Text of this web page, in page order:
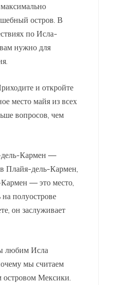
остров. В
по Исла-
нужно для
и откройте
место майя из всех
вопросов, чем
дель-Кармен —
Плайя-дель-Кармен,
— это место,
на полуострове
он заслуживает
любим Исла
мы считаем
Мексики.